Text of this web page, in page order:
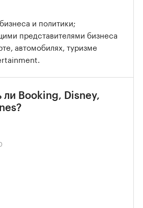
и политики;
представителями бизнеса
автомобилях, туризме
ли Booking, Disney,